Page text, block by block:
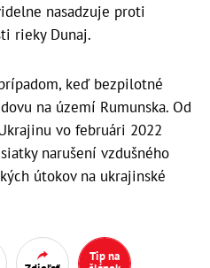
nasadzuje proti
rieky Dunaj.
keď bezpilotné
na území Rumunska. Od
vo februári 2022
narušení vzdušného
útokov na ukrajinské
Tip na